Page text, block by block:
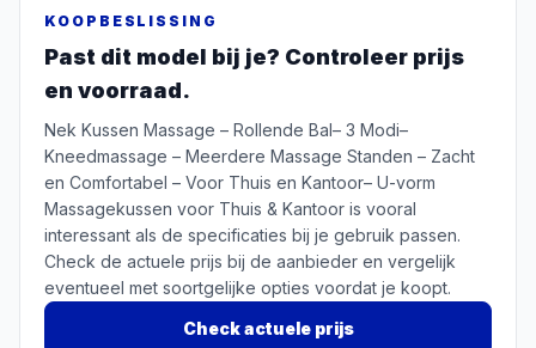
KOOPBESLISSING
Past dit model bij je? Controleer prijs
en voorraad.
Nek Kussen Massage – Rollende Bal– 3 Modi–
Kneedmassage – Meerdere Massage Standen – Zacht
en Comfortabel – Voor Thuis en Kantoor– U-vorm
Massagekussen voor Thuis & Kantoor is vooral
interessant als de specificaties bij je gebruik passen.
Check de actuele prijs bij de aanbieder en vergelijk
eventueel met soortgelijke opties voordat je koopt.
Check actuele prijs